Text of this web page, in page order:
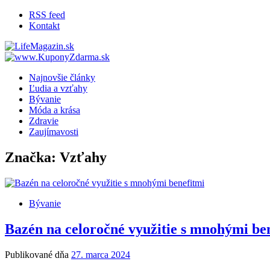
RSS feed
Kontakt
Najnovšie články
Ľudia a vzťahy
Bývanie
Móda a krása
Zdravie
Zaujímavosti
Značka: Vzťahy
Bývanie
Bazén na celoročné využitie s mnohými
Publikované dňa 27. marca 2024